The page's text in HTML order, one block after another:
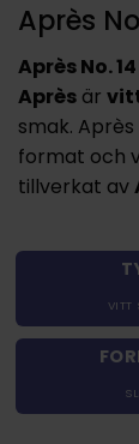
Après
Après No.
Après är
smak. Après
format och
tillverkat av
VITT